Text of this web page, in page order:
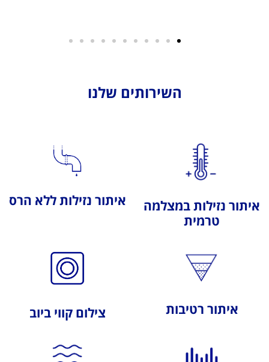
השירותים שלנו
איתור נזילות במצלמה
טרמית
איתור נזילות ללא הרס
איתור רטיבות צילום קווי ביוב